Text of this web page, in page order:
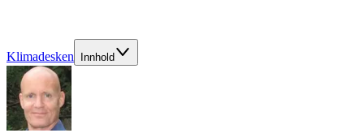
Klimadesken Innhold